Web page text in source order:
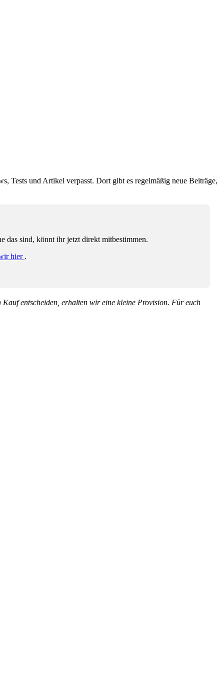
Tests und Artikel verpasst. Dort gibt es regelmäßig neue Beiträge,
das sind, könnt ihr jetzt direkt mitbestimmen.
hier .
entscheiden, erhalten wir eine kleine Provision. Für euch